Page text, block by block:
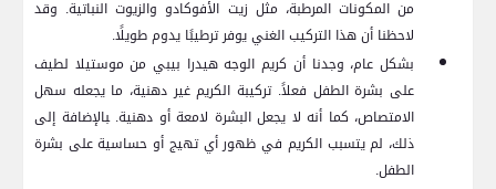
من المكونات المرطبة، ⁤مثل⁣ زيت الأفوكادو‌ والزيوت ⁢النباتية. وقد
لاحظنا أن هذا⁤ التركيب الغني​ يوفر ترطيبًا‍ يدوم طويلًا.
بشكل عام، وجدنا أن كريم الوجه هيدرا بيبي من موستيلا⁤ لطيف
على بشرة الطفل فعلاً. تركيبة الكريم غير دهنية، ما يجعله سهل
⁢الامتصاص، كما ⁤أنه لا يجعل​ البشرة لامعة أو دهنية. ‍بالإضافة إلى
ذلك، لم يتسبب الكريم في ⁣ظهور‍ أي تهيج أو حساسية على بشرة
الطفل.